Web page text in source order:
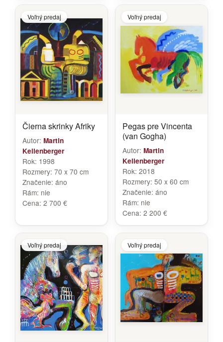
Voľný predaj
Čierna skrinky Afriky
Autor: Martin
Kellenberger
Rok: 1998
Rozmery: 70 x 70 cm
Značenie: áno
Rám: nie
Cena: 2 700 €
Voľný predaj
Pegas pre Vincenta
(van Gogha)
Autor: Martin
Kellenberger
Rok: 2018
Rozmery: 50 x 60 cm
Značenie: áno
Rám: nie
Cena: 2 200 €
Voľný predaj Voľný predaj